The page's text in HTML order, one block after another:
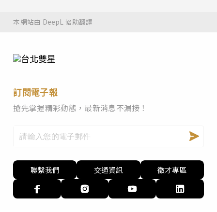
本網站由 DeepL 協助翻譯
訂閱電子報
搶先掌握精彩動態，最新消息不漏接！
聯繫我們 交通資訊 徵才專區